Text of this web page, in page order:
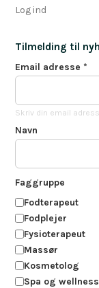
Log ind
Tilmelding til
Email adresse*
Skriv din email
Navn
Faggruppe
Fodterapeut
Fodplejer
Fysioterapeut
Massør
Kosmetolog
Spa og wellness